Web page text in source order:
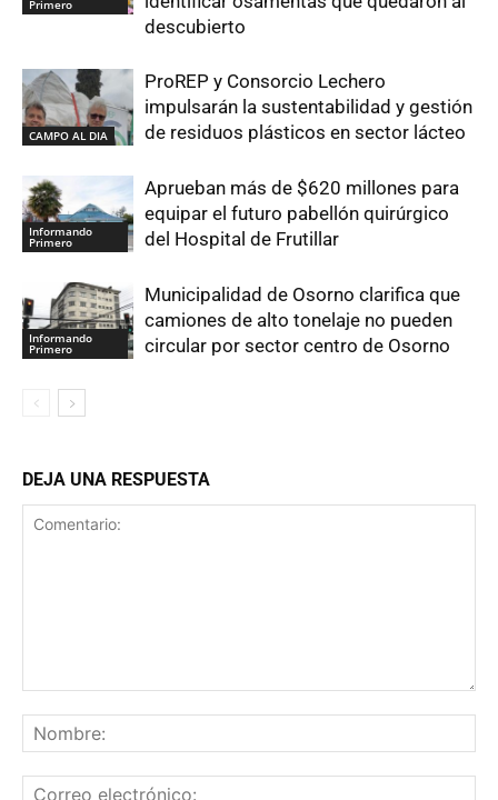
Primero
descubierto
CAMPO AL DIA
ProREP y Consorcio Lechero
impulsarán la sustentabilidad y gestión
de residuos plásticos en sector lácteo
Informando
Primero
Aprueban más de $620 millones para
equipar el futuro pabellón quirúrgico
del Hospital de Frutillar
Informando
Primero
Municipalidad de Osorno clarifica que
camiones de alto tonelaje no pueden
circular por sector centro de Osorno
DEJA UNA RESPUESTA